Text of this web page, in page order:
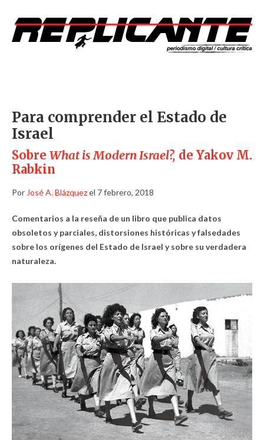
Para comprender el Estado de
Israel
Sobre What is Modern Israel?, de Yakov M.
Rabkin
Por José A. Blázquezel 7 febrero, 2018
Comentarios a la reseña de un libro que publica datos
obsoletos y parciales, distorsiones históricas y falsedades
sobre los orígenes del Estado de Israel y sobre su verdadera
naturaleza.